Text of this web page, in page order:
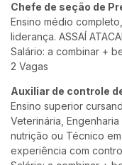
Chefe de seção de
Ensino médio
liderança. ASSAÍ
Salário: a combinar +
2 Vagas
Auxiliar de controle
Ensino superior
Veterinária,
nutrição ou Técnico
experiência com